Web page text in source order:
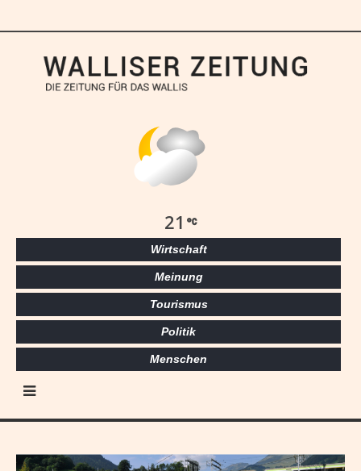
21
Wirtschaft
Meinung
Tourismus
Politik
Menschen